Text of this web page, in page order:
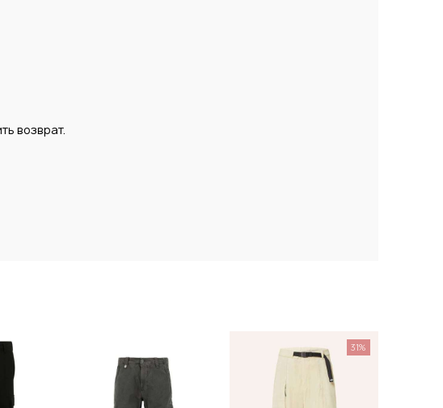
возврат.
31%